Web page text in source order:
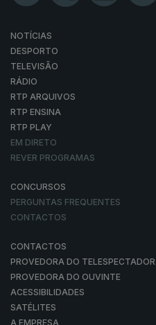
NOTÍCIAS
DESPORTO
TELEVISÃO
RÁDIO
RTP ARQUIVOS
RTP ENSINA
RTP PLAY
EM DIRETO
REVER PROGRAMAS
CONCURSOS
PERGUNTAS FREQUENTES
CONTACTOS
CONTACTOS
PROVEDORA DO TELESPECTADOR
PROVEDORA DO OUVINTE
ACESSIBILIDADES
SATÉLITES
A EMPRESA